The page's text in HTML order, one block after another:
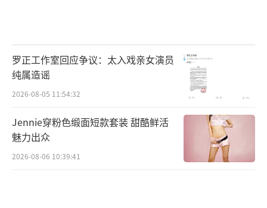
罗正工作室回应争议：太入戏亲女演员
纯属造谣
2026-08-05 11:54:32
Jennie穿粉色缎面短款套装 甜酷鲜活
魅力出众
2026-08-06 10:39:41